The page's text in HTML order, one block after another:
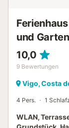
und Garten
10,0
9 Bewertungen
Vigo, Costa
4 Pers. 1
WLAN,